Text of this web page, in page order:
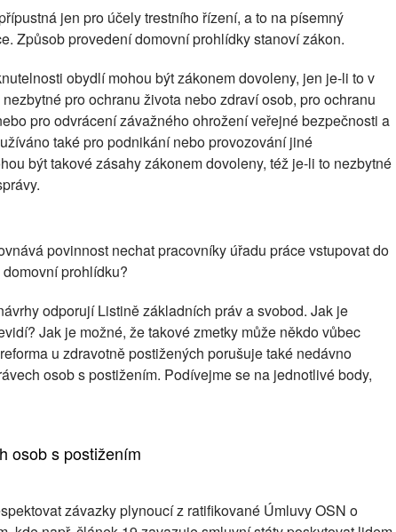
jen pro účely trestního řízení, a to na písemný
Způsob provedení domovní prohlídky stanoví zákon.
obydlí mohou být zákonem dovoleny, jen je-li to v
pro ochranu života nebo zdraví osob, pro ochranu
pro odvrácení závažného ohrožení veřejné bezpečnosti a
také pro podnikání nebo provozování jiné
být takové zásahy zákonem dovoleny, též je-li to nezbytné
povinnost nechat pracovníky úřadu práce vstupovat do
prohlídku?
odporují Listině základních práv a svobod. Jak je
Jak je možné, že takové zmetky může někdo vůbec
u zdravotně postižených porušuje také nedávno
osob s postižením. Podívejme se na jednotlivé body,
osob s postižením
závazky plynoucí z ratifikované Úmluvy OSN o